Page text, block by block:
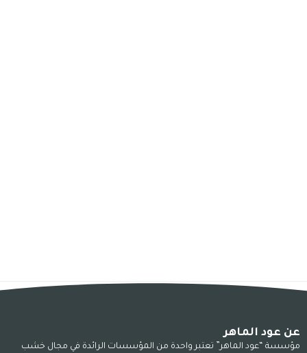
عن عود الماهر
مؤسسة “عود الماهر” تعتبر واحدة من المؤسسات الرائدة في مجال خشب